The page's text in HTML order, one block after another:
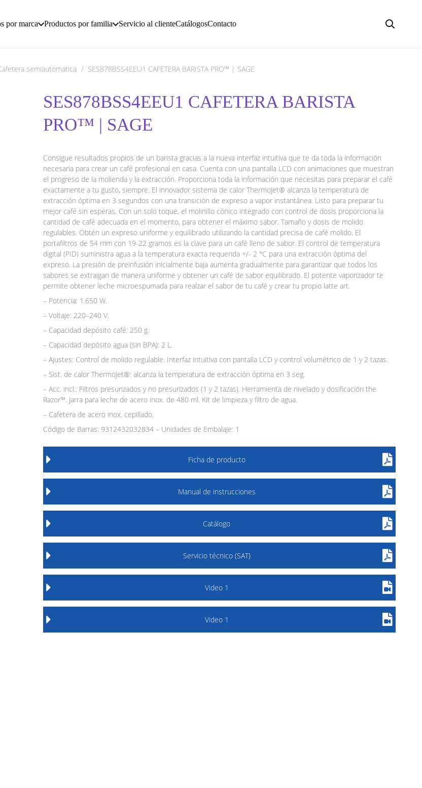
por marca Productos por familia Servicio al clienteCatálogosContacto
semiautomatica / SES878BSS4EEU1 CAFETERA BARISTA PRO™ | SAGE
SES878BSS4EEU1 CAFETERA BARISTA
PRO™ | SAGE
Consigue resultados propios de un barista gracias a la nueva interfaz intuitiva que te da toda la información
necesaria para crear un café profesional en casa. Cuenta con una pantalla LCD con animaciones que muestran
el progreso de la molienda y la extracción. Proporciona toda la información que necesitas para preparar el café
exactamente a tu gusto, siempre. El innovador sistema de calor ThermoJet® alcanza la temperatura de
extracción óptima en 3 segundos con una transición de expreso a vapor instantánea. Listo para preparar tu
mejor café sin esperas. Con un solo toque, el molinillo cónico integrado con control de dosis proporciona la
cantidad de café adecuada en el momento, para obtener el máximo sabor. Tamaño y dosis de molido
regulables. Obtén un expreso uniforme y equilibrado utilizando la cantidad precisa de café molido. El
portafiltros de 54 mm con 19-22 gramos es la clave para un café lleno de sabor. El control de temperatura
digital (PID) suministra agua a la temperatura exacta requerida +/- 2 °C para una extracción óptima del
expreso. La presión de preinfusión inicialmente baja aumenta gradualmente para garantizar que todos los
sabores se extraigan de manera uniforme y obtener un café de sabor equilibrado. El potente vaporizador te
permite obtener leche microespumada para realzar el sabor de tu café y crear tu propio latte art.
– Potencia: 1.650 W.
– Voltaje: 220–240 V.
– Capacidad depósito café: 250 g.
– Capacidad depósito agua (sin BPA): 2 L.
– Ajustes: Control de molido regulable. Interfaz intuitiva con pantalla LCD y control volumétrico de 1 y 2 tazas.
– Sist. de calor ThermoJet®: alcanza la temperatura de extracción óptima en 3 seg.
– Acc. incl.: Filtros presurizados y no presurizados (1 y 2 tazas). Herramienta de nivelado y dosificación the
Razor™. Jarra para leche de acero inox. de 480 ml. Kit de limpieza y filtro de agua.
– Cafetera de acero inox. cepillado.
Código de Barras: 9312432032834 – Unidades de Embalaje: 1
Ficha de producto
Manual de instrucciones
Catálogo
Servicio técnico (SAT)
Video 1
Video 1